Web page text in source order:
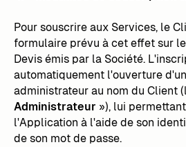
Pour souscrire aux Services, le
formulaire prévu à cet effet sur
Devis émis par la Société.
automatiquement l'ouverture
administrateur au nom du Client
Administrateur »), lui
l'Application à l'aide de son
de son mot de passe.